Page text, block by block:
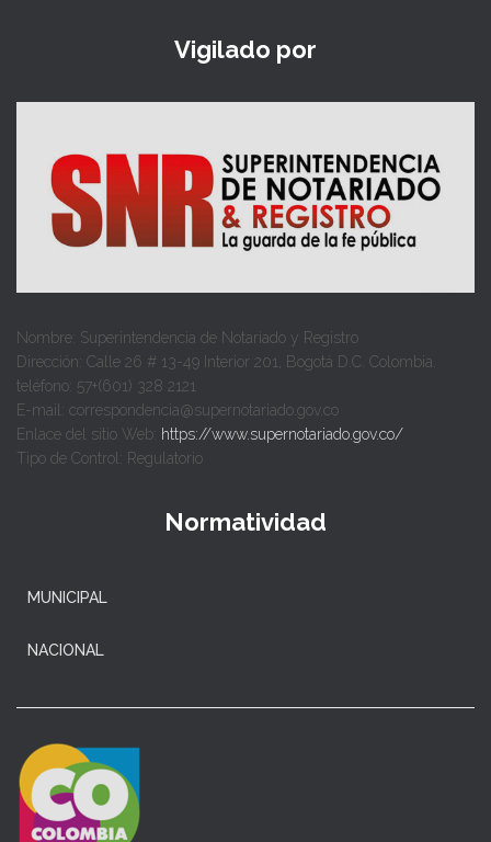
Vigilado por
Nombre: Superintendencia de Notariado y Registro
Dirección: Calle 26 # 13-49 Interior 201, Bogotá D.C. Colombia.
teléfono: 57+(601) 328 2121
E-mail: correspondencia@supernotariado.gov.co
Enlace del sitio Web: https://www.supernotariado.gov.co/
Tipo de Control: Regulatorio
Normatividad
MUNICIPAL
NACIONAL